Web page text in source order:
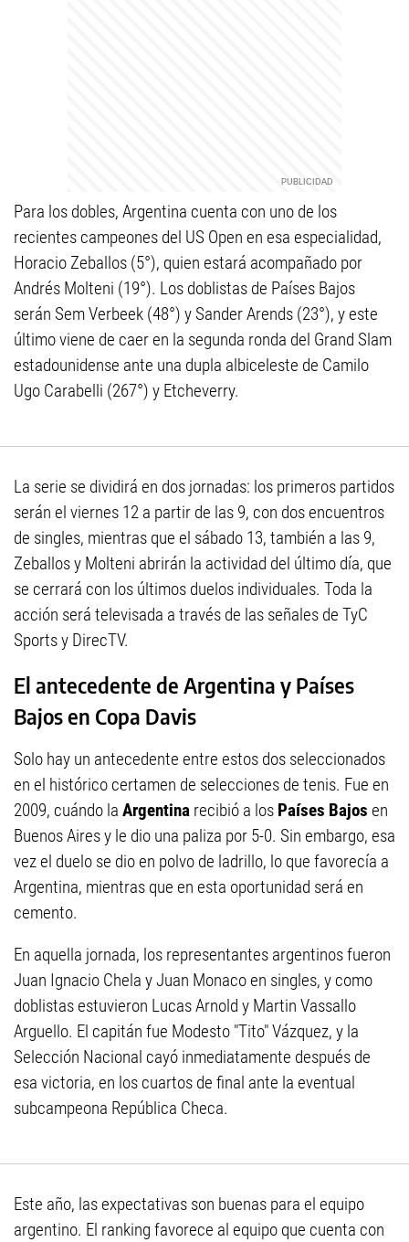
Para los dobles, Argentina cuenta con uno de los
recientes campeones del US Open en esa especialidad,
Horacio Zeballos (5°), quien estará acompañado por
Andrés Molteni (19°). Los doblistas de Países Bajos
serán Sem Verbeek (48°) y Sander Arends (23°), y este
último viene de caer en la segunda ronda del Grand Slam
estadounidense ante una dupla albiceleste de Camilo
Ugo Carabelli (267°) y Etcheverry.
La serie se dividirá en dos jornadas: los primeros partidos
serán el viernes 12 a partir de las 9, con dos encuentros
de singles, mientras que el sábado 13, también a las 9,
Zeballos y Molteni abrirán la actividad del último día, que
se cerrará con los últimos duelos individuales. Toda la
acción será televisada a través de las señales de TyC
Sports y DirecTV.
El antecedente de Argentina y Países
Bajos en Copa Davis
Solo hay un antecedente entre estos dos seleccionados
en el histórico certamen de selecciones de tenis. Fue en
2009, cuándo la Argentina recibió a los Países Bajos en
Buenos Aires y le dio una paliza por 5-0. Sin embargo, esa
vez el duelo se dio en polvo de ladrillo, lo que favorecía a
Argentina, mientras que en esta oportunidad será en
cemento.
En aquella jornada, los representantes argentinos fueron
Juan Ignacio Chela y Juan Monaco en singles, y como
doblistas estuvieron Lucas Arnold y Martin Vassallo
Arguello. El capitán fue Modesto "Tito" Vázquez, y la
Selección Nacional cayó inmediatamente después de
esa victoria, en los cuartos de final ante la eventual
subcampeona República Checa.
Este año, las expectativas son buenas para el equipo
argentino. El ranking favorece al equipo que cuenta con